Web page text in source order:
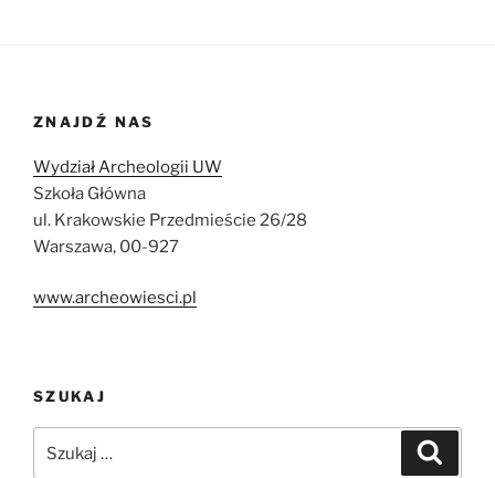
ZNAJDŹ NAS
Wydział Archeologii UW
Szkoła Główna
ul. Krakowskie Przedmieście 26/28
Warszawa, 00-927
www.archeowiesci.pl
SZUKAJ